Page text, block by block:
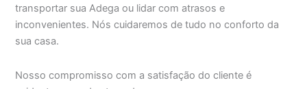
transportar sua Adega ou lidar com atrasos e
inconvenientes. Nós cuidaremos de tudo no conforto da
sua casa.
Nosso compromisso com a satisfação do cliente é